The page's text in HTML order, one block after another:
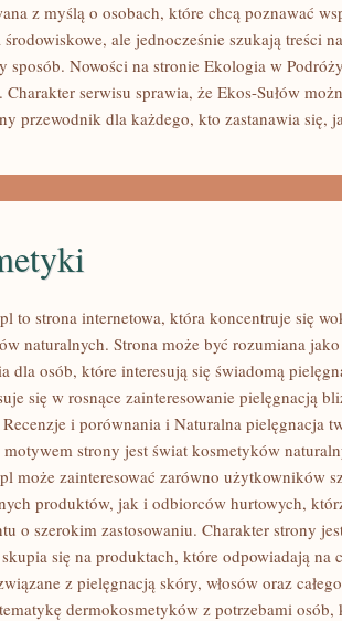
z myślą o osobach, które chcą poznawać
ale jednocześnie szukają treści
sposób. Nowości na stronie Ekologia w
Charakter serwisu sprawia, że Ekos-Sułów
przewodnik dla każdego, kto zastanawia się,
to strona internetowa, która koncentruje się
naturalnych. Strona może być rozumiana
dla osób, które interesują się świadomą
się w rosnące zainteresowanie pielęgnacją
i porównania i Naturalna pielęgnacja
motywem strony jest świat kosmetyków
może zainteresować zarówno użytkowników
produktów, jak i odbiorców hurtowych,
o szerokim zastosowaniu. Charakter strony
się na produktach, które odpowiadają na
z pielęgnacją skóry, włosów oraz
dermokosmetyków z potrzebami osób,